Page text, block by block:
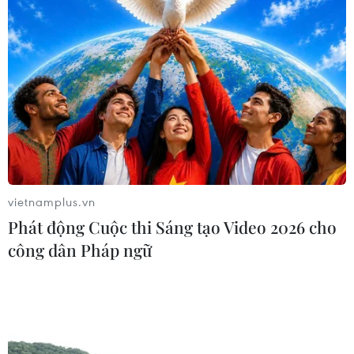
Đồng Nai: Cháy nhiều kiốt kinh
doanh gần khu vực chợ Biên Hòa
05/08/2026 14:57
Quy định mới về thủ tục hành chính
theo cơ chế một cửa, một cửa liên
thông
Xem thêm
vietnamplus.vn
Phát động Cuộc thi Sáng tạo Video 2026 cho
công dân Pháp ngữ